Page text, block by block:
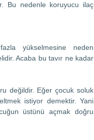
Bu nedenle koruyucu ilaç
yükselmesine neden
Acaba bu tavır ne kadar
değildir. Eğer çocuk soluk
istiyor demektir. Yani
üstünü açmak doğru